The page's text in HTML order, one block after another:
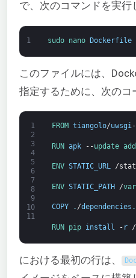
で、次のコマンドを実行
1 sudo nano Dockerfile
このファイルには、
指定するために、次の
1
2
3
4
5
6
7
8
9
10
11
FROM tiangolo/uwsgi-
RUN apk --update add
ENV STATIC_URL /
ENV STATIC_PATH /var
COPY . /dependencies .
RUN pip install - r /
における最初の行は、